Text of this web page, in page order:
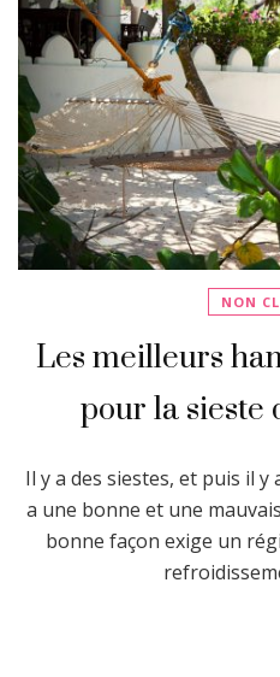
NON
Les meilleurs
pour la
Il y a des siestes, et puis il y
a une bonne et une
bonne façon exige un